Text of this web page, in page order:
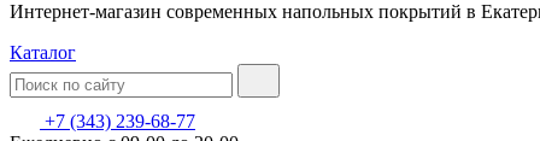
Интернет-магазин современных напольных покрытий в
Каталог
+7 (343) 239-68-77